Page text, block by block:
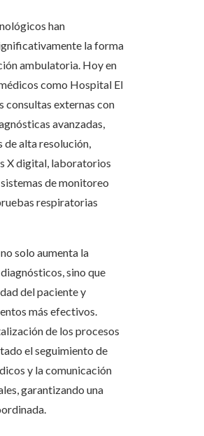
han
la forma
ambulatoria. Hoy en
como Hospital El
consultas externas con
avanzadas,
alta resolución,
X digital, laboratorios
de monitoreo
respiratorias
solo aumenta la
sino que
del paciente y
más efectivos.
de los procesos
el seguimiento de
y la comunicación
garantizando una